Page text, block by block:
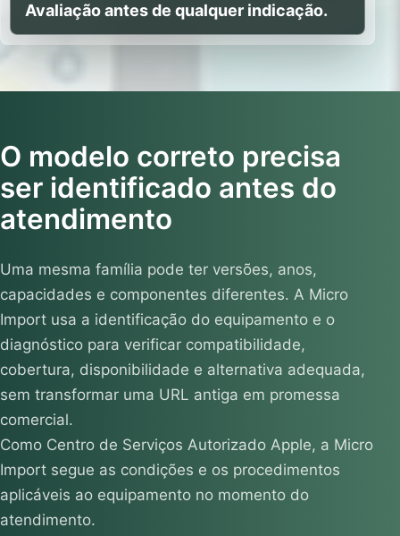
Avaliação antes de qualquer indicação.
O modelo correto precisa
ser identificado antes do
atendimento
Uma mesma família pode ter versões, anos,
capacidades e componentes diferentes. A Micro
Import usa a identificação do equipamento e o
diagnóstico para verificar compatibilidade,
cobertura, disponibilidade e alternativa adequada,
sem transformar uma URL antiga em promessa
comercial.
Como Centro de Serviços Autorizado Apple, a Micro
Import segue as condições e os procedimentos
aplicáveis ao equipamento no momento do
atendimento.